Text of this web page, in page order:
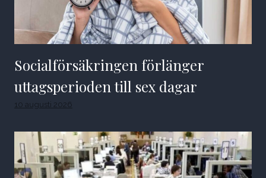
Socialförsäkringen förlänger
uttagsperioden till sex dagar
10 augusti 2026